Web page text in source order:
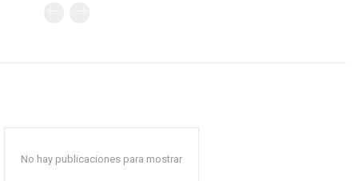
No hay publicaciones para mostrar